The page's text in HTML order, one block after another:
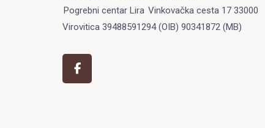
Pogrebni centar Lira Vinkovačka cesta 17 33000
Virovitica 39488591294 (OIB) 90341872 (MB)